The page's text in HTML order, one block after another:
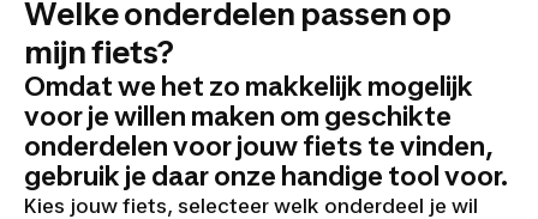
Welke onderdelen passen op
mijn fiets?
Omdat we het zo makkelijk mogelijk
voor je willen maken om geschikte
onderdelen voor jouw fiets te vinden,
gebruik je daar onze handige tool voor.
Kies jouw fiets, selecteer welk onderdeel je wil